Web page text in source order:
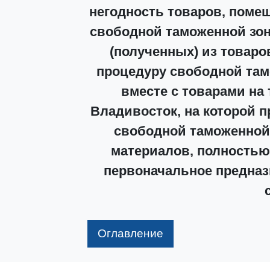
негодность товаров,
свободной таможенной
(полученных) из
процедуру свободной
вместе с товарами
Владивосток, на которой
свободной
материалов,
первоначальное
Оглавление